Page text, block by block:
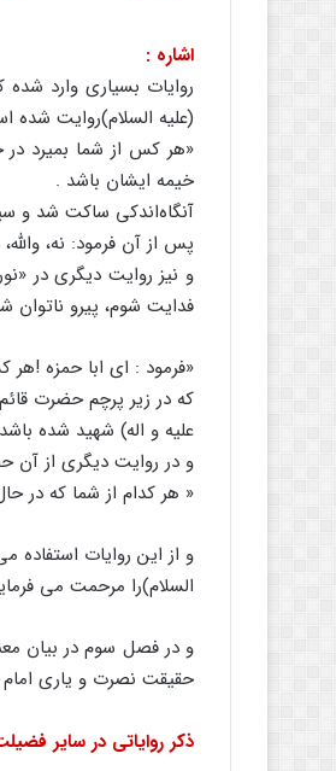
اشاره :
روایات بسیاری وارد
(علیه السلام)روایت شده
«هر کس از شما بمیرد
خیمه ایشان باشد .
آنگاه‌اندکی ساکت شد و
پس از آن فرمود: نه،
و نیز روایت دیگری در
فدایت شوم، پیرو
«فرمود : ای ابا حمزه !هر
که در زیر پرچم حضرت
علیه و اله) شهید شده باشد
و در روایت دیگری از آن
« هر کدام از شما که در
و از این روایات
السلام)‌را مرحمت می
و در فصل سوم در بیان
حقیقت نصرت و یاری امام
ذکر روایاتی در سایر